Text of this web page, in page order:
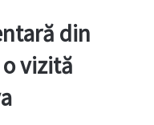
din
vizită